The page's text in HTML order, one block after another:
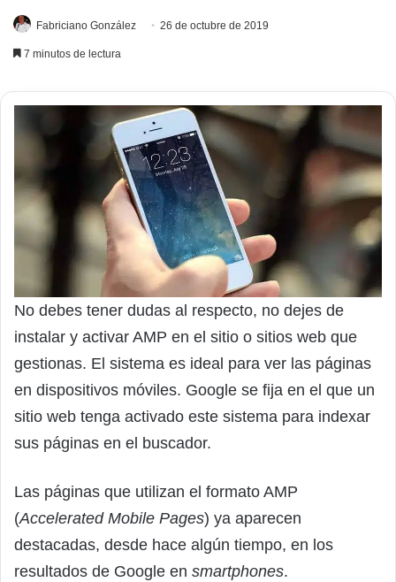
Fabriciano González 26 de octubre de 2019
7 minutos de lectura
No debes tener dudas al respecto, no dejes de
instalar y activar AMP en el sitio o sitios web que
gestionas. El sistema es ideal para ver las páginas
en dispositivos móviles. Google se fija en el que un
sitio web tenga activado este sistema para indexar
sus páginas en el buscador.
Las páginas que utilizan el formato AMP
(Accelerated Mobile Pages) ya aparecen
destacadas, desde hace algún tiempo, en los
resultados de Google en smartphones.